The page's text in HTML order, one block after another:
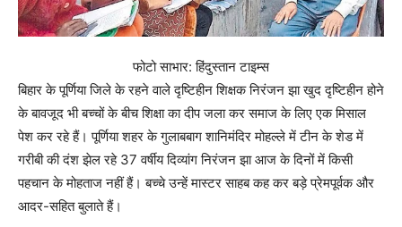
फोटो साभार: हिंदुस्तान टाइम्स
बिहार के पूर्णिया जिले के रहने वाले दृष्टिहीन शिक्षक निरंजन झा खुद दृष्टिहीन होने
के बावजूद भी बच्चों के बीच शिक्षा का दीप जला कर समाज के लिए एक मिसाल
पेश कर रहे हैं। पूर्णिया शहर के गुलाबबाग शानिमंदिर मोहल्ले में टीन के शेड में
गरीबी की दंश झेल रहे 37 वर्षीय दिव्यांग निरंजन झा आज के दिनों में किसी
पहचान के मोहताज नहीं हैं। बच्चे उन्हें मास्टर साहब कह कर बड़े प्रेमपूर्वक और
आदर-सहित बुलाते हैं।